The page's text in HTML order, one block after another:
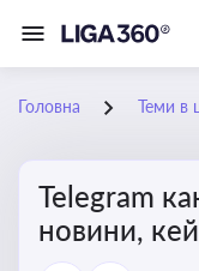
Головна Теми в
Telegram
новини,